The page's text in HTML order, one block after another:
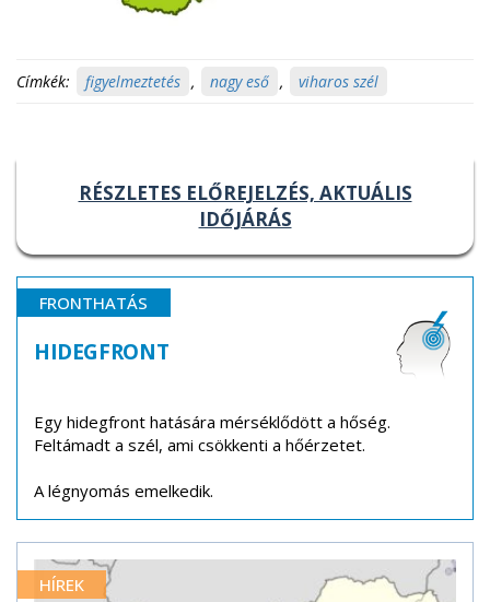
Címkék: figyelmeztetés , nagy eső , viharos szél
RÉSZLETES ELŐREJELZÉS, AKTUÁLIS
IDŐJÁRÁS
FRONTHATÁS
HIDEGFRONT
Egy hidegfront hatására mérséklődött a hőség.
Feltámadt a szél, ami csökkenti a hőérzetet.
A légnyomás emelkedik.
HÍREK